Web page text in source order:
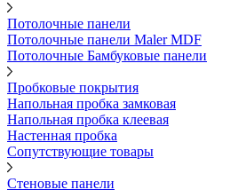
Потолочные панели
Потолочные панели Maler MDF
Потолочные Бамбуковые панели
Пробковые покрытия
Напольная пробка замковая
Напольная пробка клеевая
Настенная пробка
Сопутствующие товары
Стеновые панели